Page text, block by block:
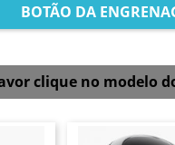
BOTÃO DA
clique no modelo